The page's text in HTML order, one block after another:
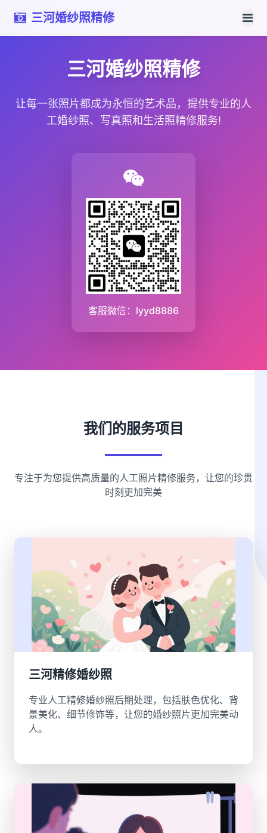
三河婚纱照精修
三河婚纱照精修
让每一张照片都成为永恒的艺术品，提供专业的人
工婚纱照、写真照和生活照精修服务!
客服微信：lyyd8886
我们的服务项目
专注于为您提供高质量的人工照片精修服务，让您的珍贵
时刻更加完美
三河精修婚纱照
专业人工精修婚纱照后期处理，包括肤色优化、背
景美化、细节修饰等，让您的婚纱照片更加完美动
人。